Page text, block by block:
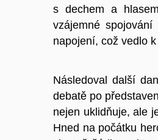
s dechem a
vzájemné
napojení, což vedlo
Následoval další
debatě po
nejen uklidňuje, ale
Hned na počátku